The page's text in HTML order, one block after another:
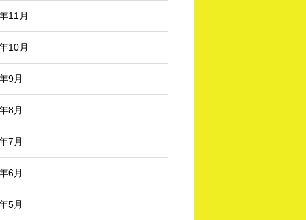
11月
10月
9月
8月
7月
6月
5月